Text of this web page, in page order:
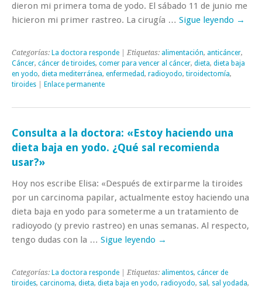
dieron mi primera toma de yodo. El sábado 11 de junio me
hicieron mi primer rastreo. La cirugía … Sigue leyendo →
Categorías: La doctora responde | Etiquetas: alimentación, anticáncer,
Cáncer, cáncer de tiroides, comer para vencer al cáncer, dieta, dieta baja
en yodo, dieta mediterránea, enfermedad, radioyodo, tiroidectomía,
tiroides
Enlace permanente
Consulta a la doctora: «Estoy haciendo una
dieta baja en yodo. ¿Qué sal recomienda
usar?»
Hoy nos escribe Elisa: «Después de extirparme la tiroides
por un carcinoma papilar, actualmente estoy haciendo una
dieta baja en yodo para someterme a un tratamiento de
radioyodo (y previo rastreo) en unas semanas. Al respecto,
tengo dudas con la … Sigue leyendo →
Categorías: La doctora responde | Etiquetas: alimentos, cáncer de
tiroides, carcinoma, dieta, dieta baja en yodo, radioyodo, sal , sal yodada,